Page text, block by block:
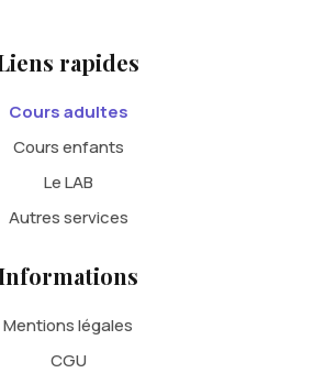
rapides
Cours adultes
Cours enfants
Le LAB
Autres services
Mentions légales
CGU